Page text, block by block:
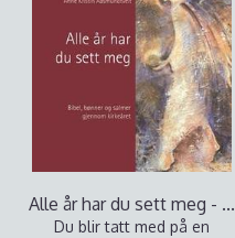
Alle år har du sett meg - ...
Du blir tatt med på en